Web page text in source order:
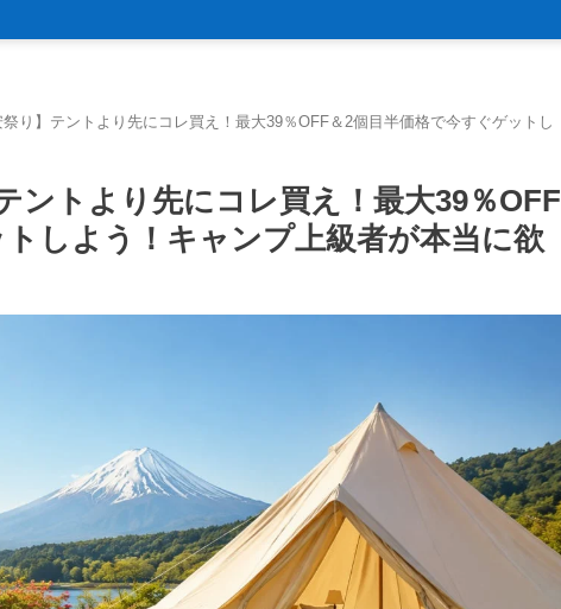
祭り】テントより先にコレ買え！最大39％OFF＆2個目半価格で今すぐゲットし
ントより先にコレ買え！最大39％OFF
しよう！キャンプ上級者が本当に欲